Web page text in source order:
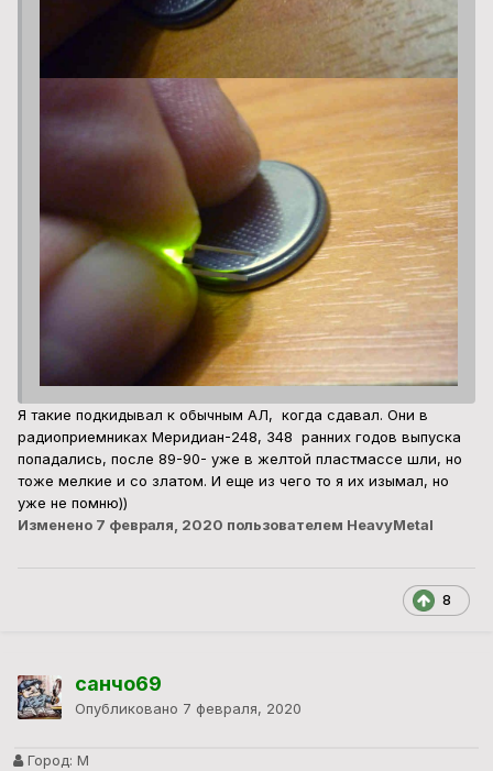
Я такие подкидывал к обычным АЛ, когда сдавал. Они в
радиоприемниках Меридиан-248, 348 ранних годов выпуска
попадались, после 89-90- уже в желтой пластмассе шли, но
тоже мелкие и со златом. И еще из чего то я их изымал, но
уже не помню))
Изменено 7 февраля, 2020 пользователем HeavyMetal
8
санчо69
Опубликовано 7 февраля, 2020
Город: М